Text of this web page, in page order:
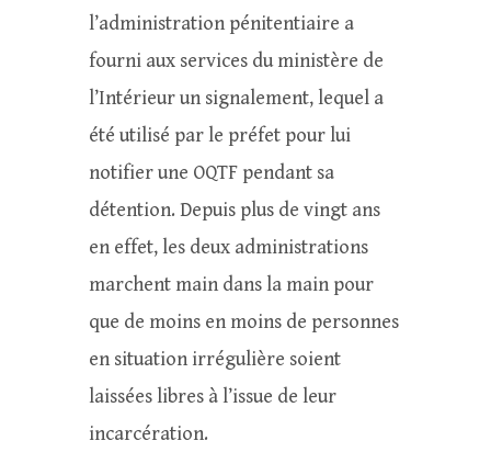
l’administration pénitentiaire a
fourni aux services du ministère de
l’Intérieur un signalement, lequel a
été utilisé par le préfet pour lui
notifier une OQTF pendant sa
détention. Depuis plus de vingt ans
en effet, les deux administrations
marchent main dans la main pour
que de moins en moins de personnes
en situation irrégulière soient
laissées libres à l’issue de leur
incarcération.